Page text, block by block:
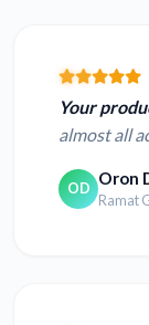
Your
almost all
OD Oron
Ramat